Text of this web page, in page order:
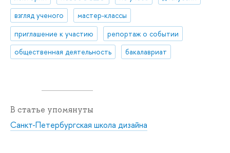
взгляд ученого
мастер-классы
приглашение к участию
репортаж о событии
общественная деятельность
бакалавриат
В статье упомянуты
Санкт-Петербургская школа дизайна